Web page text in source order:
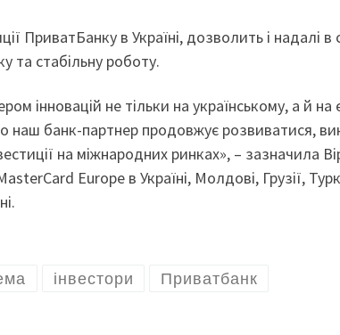
ПриватБанку в Україні, дозволить і надалі в
та стабільну роботу.
інновацій не тільки на українському, а й
наш банк-партнер продовжує розвиватися,
на міжнародних ринках», – зазначила
Europe в Україні, Молдові, Грузії,
інвестори Приватбанк